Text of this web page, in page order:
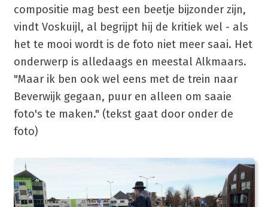
compositie mag best een beetje bijzonder zijn,
vindt Voskuijl, al begrijpt hij de kritiek wel - als
het te mooi wordt is de foto niet meer saai. Het
onderwerp is alledaags en meestal Alkmaars.
"Maar ik ben ook wel eens met de trein naar
Beverwijk gegaan, puur en alleen om saaie
foto's te maken." (tekst gaat door onder de
foto)